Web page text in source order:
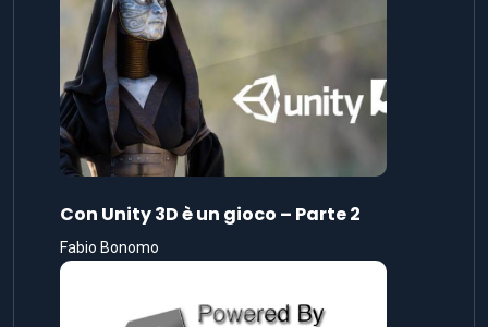
Con Unity 3D è un gioco – Parte 2
Fabio Bonomo